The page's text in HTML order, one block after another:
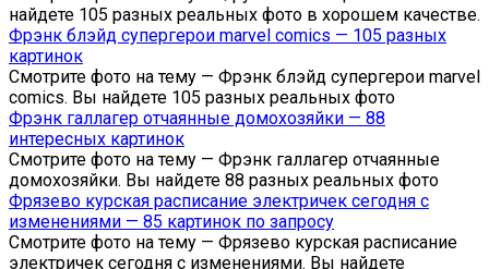
найдете 105 разных реальных фото в хорошем качестве.
Фрэнк блэйд супергерои marvel comics — 105 разных
картинок
Смотрите фото на тему — Фрэнк блэйд супергерои marvel
comics. Вы найдете 105 разных реальных фото
Фрэнк галлагер отчаянные домохозяйки — 88
интересных картинок
Смотрите фото на тему — Фрэнк галлагер отчаянные
домохозяйки. Вы найдете 88 разных реальных фото
Фрязево курская расписание электричек сегодня с
изменениями — 85 картинок по запросу
Смотрите фото на тему — Фрязево курская расписание
электричек сегодня с изменениями. Вы найдете